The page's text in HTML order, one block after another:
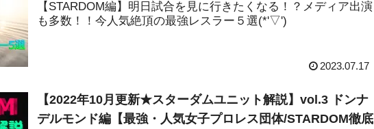
【STARDOM編】明日試合を見に行きたくなる！？メディア出演
も多数！！今人気絶頂の最強レスラー５選(*'▽')
2023.07.17
【2022年10月更新★スターダムユニット解説】vol.3 ドンナ
デルモンド編【最強・人気女子プロレス団体/STARDOM徹底